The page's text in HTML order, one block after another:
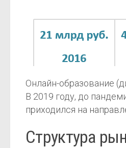
Онлайн-образование
В 2019 году, до
приходился на
Структура